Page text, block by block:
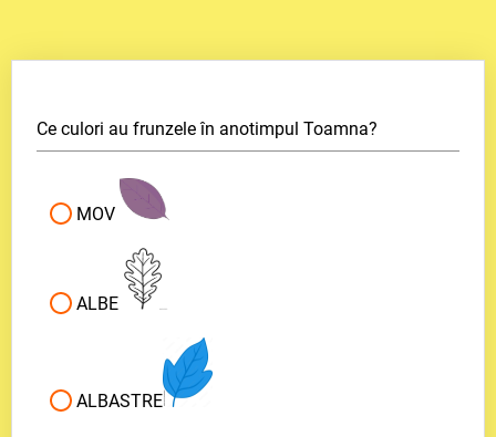
Ce culori au frunzele în anotimpul Toamna?
MOV
ALBE
ALBASTRE